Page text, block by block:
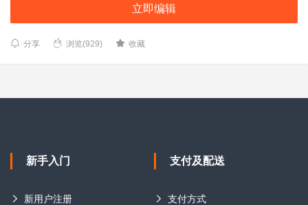
立即编辑
分享 浏览(929) 收藏
新手入门
新用户注册
支付及配送
支付方式